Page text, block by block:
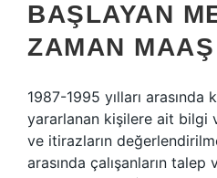
BAŞLAYAN
ZAMAN
1987-1995 yılları arasında
yararlanan kişilere ait bilgi
ve itirazların
arasında çalışanların